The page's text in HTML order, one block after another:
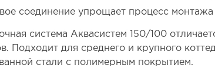
соединение упрощает процесс монтажа
система Аквасистем 150/100
Подходит для среднего и крупного
стали с полимерным покрытием.